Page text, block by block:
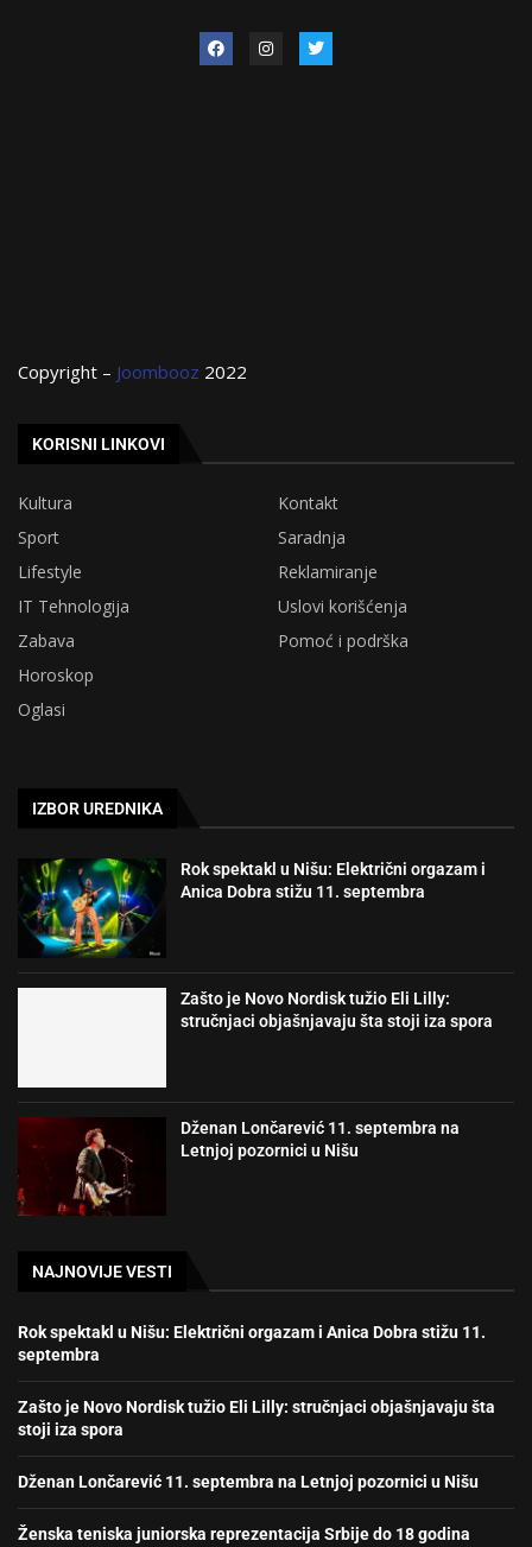
Copyright – Joombooz 2022
KORISNI LINKOVI
Kultura
Kontakt
Sport
Saradnja
Lifestyle
Reklamiranje
IT Tehnologija
Uslovi korišćenja
Zabava
Pomoć i podrška
Horoskop
Oglasi
IZBOR UREDNIKA
Rok spektakl u Nišu: Električni orgazam i
Anica Dobra stižu 11. septembra
Zašto je Novo Nordisk tužio Eli Lilly:
stručnjaci objašnjavaju šta stoji iza spora
Dženan Lončarević 11. septembra na
Letnjoj pozornici u Nišu
NAJNOVIJE VESTI
Rok spektakl u Nišu: Električni orgazam i Anica Dobra stižu 11.
septembra
Zašto je Novo Nordisk tužio Eli Lilly: stručnjaci objašnjavaju šta
stoji iza spora
Dženan Lončarević 11. septembra na Letnjoj pozornici u Nišu
Ženska teniska juniorska reprezentacija Srbije do 18 godina